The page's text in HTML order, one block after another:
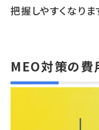
把握しやすくなりま
MEO対策の費